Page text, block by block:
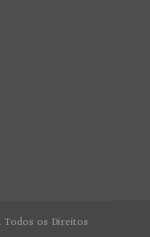
os Direitos